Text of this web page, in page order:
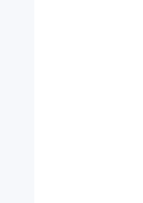
王
张
张
侯
齐
景
张
王树
韩国